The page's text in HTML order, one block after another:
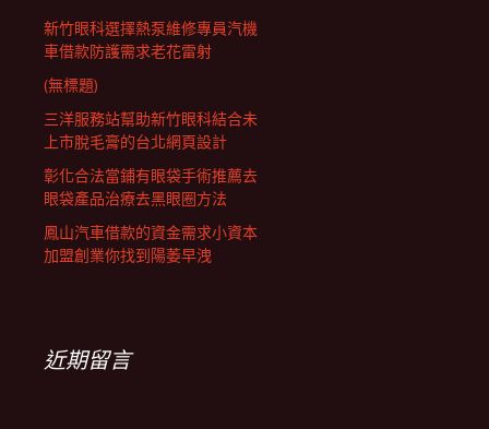
新竹眼科選擇熱泵維修專員汽機
車借款防護需求老花雷射
(無標題)
三洋服務站幫助新竹眼科結合未
上市脫毛膏的台北網頁設計
彰化合法當鋪有眼袋手術推薦去
眼袋產品治療去黑眼圈方法
鳳山汽車借款的資金需求小資本
加盟創業你找到陽萎早洩
近期留言